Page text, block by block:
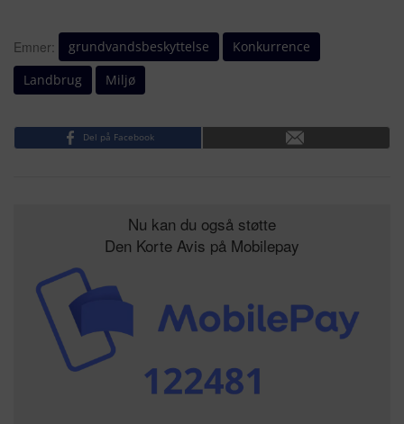
Emner: grundvandsbeskyttelse
Konkurrence
Landbrug
Miljø
Del på Facebook
Nu kan du også støtte
Den Korte Avis på Mobilepay